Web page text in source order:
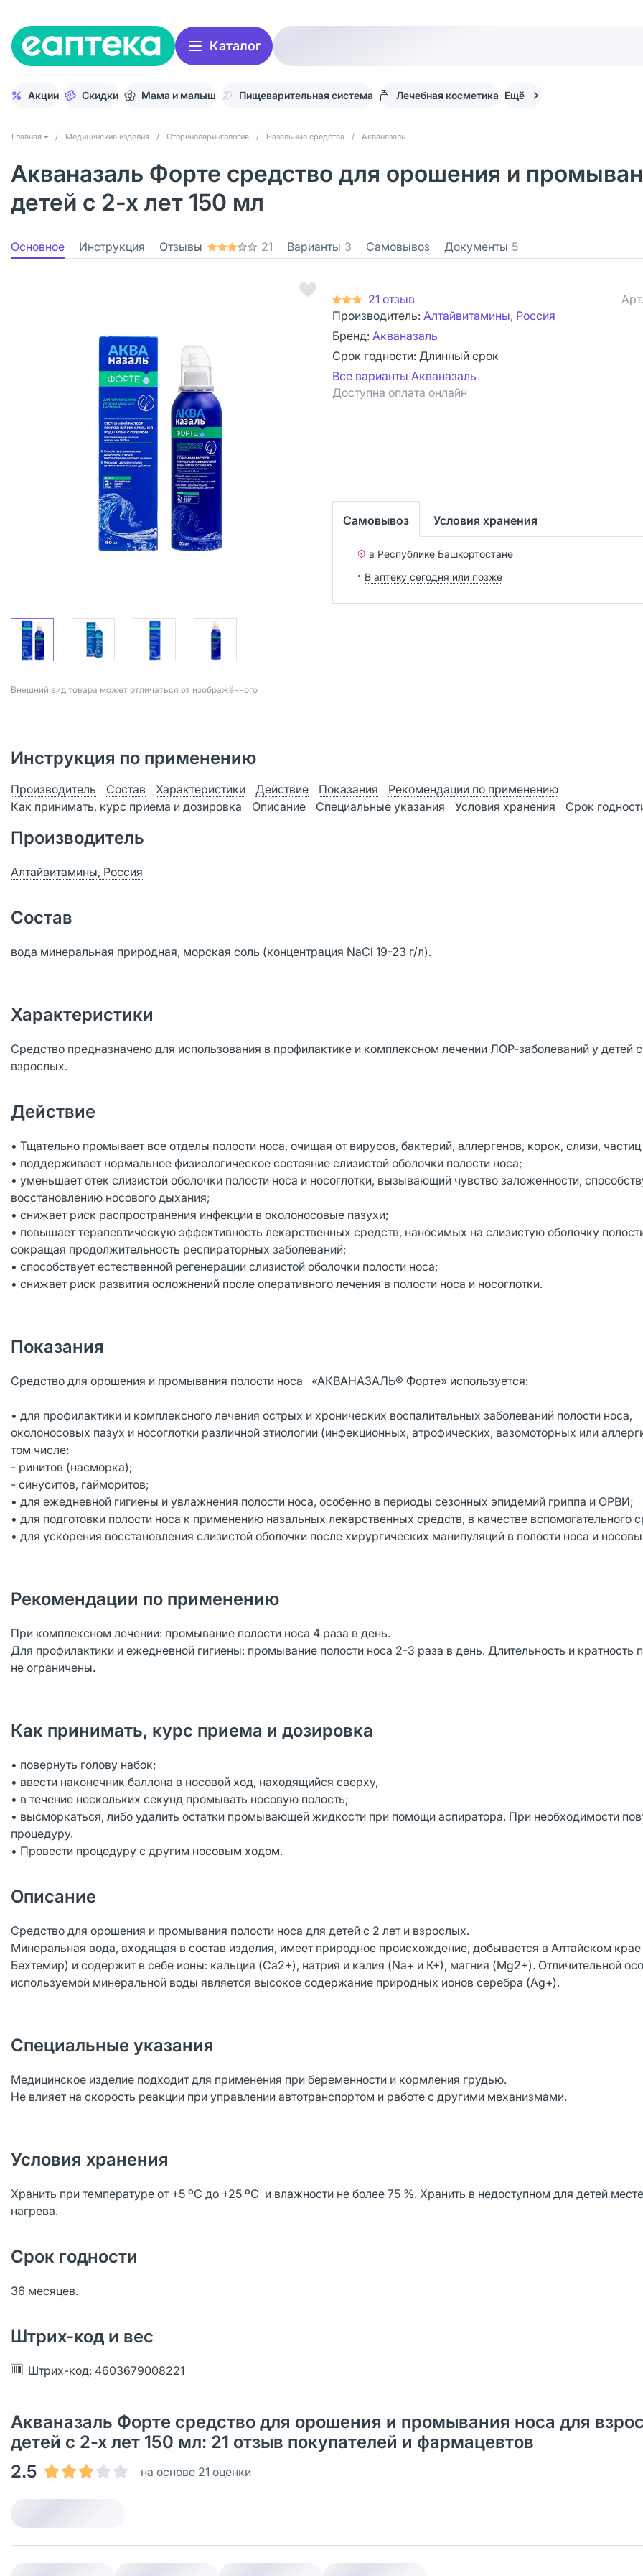
Каталог
Акции Скидки Мама и малыш Пищеварительная система Лечебная косметика Ещё
Главная / Медицинские изделия / Оториноларингология / Назальные средства / Акваназаль
Акваназаль Форте средство для орошения и
детей с 2-х лет 150 мл
Основное Инструкция Отзывы 21 Варианты 3 Самовывоз Документы 5
Bнешний вид товара может отличаться от изображённого
21 отзыв Арт.
Производитель: Алтайвитамины, Россия
Бренд: Акваназаль
Срок годности: Длинный срок
Все варианты Акваназаль
Доступна оплата онлайн
Самовывоз Условия хранения
в Республике Башкортостане
В аптеку сегодня или позже
Инструкция по применению
Производитель Состав Характеристики Действие Показания
Рекомендации по применению
Как принимать, курс приема и дозировка
Описание Специальные указания Условия хранения Срок
Производитель
Алтайвитамины, Россия
Состав
вода минеральная природная, морская соль (концентрация NaCl 19-23 г/л).
Характеристики
Средство предназначено для использования в профилактике и комплексном лечении ЛОР-заболеваний у детей
взрослых.
Действие
• Тщательно промывает все отделы полости носа, очищая от вирусов, бактерий, аллергенов, корок, слизи,
• поддерживает нормальное физиологическое состояние слизистой оболочки полости носа;
• уменьшает отек слизистой оболочки полости носа и носоглотки, вызывающий чувство заложенности,
восстановлению носового дыхания;
• снижает риск распространения инфекции в околоносовые пазухи;
• повышает терапевтическую эффективность лекарственных средств, наносимых на слизистую оболочку
сокращая продолжительность респираторных заболеваний;
• способствует естественной регенерации слизистой оболочки полости носа;
• снижает риск развития осложнений после оперативного лечения в полости носа и носоглотки.
Показания
Средство для орошения и промывания полости носа «АКВАНАЗАЛЬ® Форте» используется:
• для профилактики и комплексного лечения острых и хронических воспалительных заболеваний полости носа,
околоносовых пазух и носоглотки различной этиологии (инфекционных, атрофических, вазомоторных или
том числе:
- ринитов (насморка);
- синуситов, гайморитов;
• для ежедневной гигиены и увлажнения полости носа, особенно в периоды сезонных эпидемий гриппа и ОРВИ;
• для подготовки полости носа к применению назальных лекарственных средств, в качестве вспомогательного
• для ускорения восстановления слизистой оболочки после хирургических манипуляций в полости носа и
Рекомендации по применению
При комплексном лечении: промывание полости носа 4 раза в день.
Для профилактики и ежедневной гигиены: промывание полости носа 2-3 раза в день. Длительность и кратность
не ограничены.
Как принимать, курс приема и дозировка
• повернуть голову набок;
• ввести наконечник баллона в носовой ход, находящийся сверху,
• в течение нескольких секунд промывать носовую полость;
• высморкаться, либо удалить остатки промывающей жидкости при помощи аспиратора. При необходимости
процедуру.
• Провести процедуру с другим носовым ходом.
Описание
Средство для орошения и промывания полости носа для детей с 2 лет и взрослых.
Минеральная вода, входящая в состав изделия, имеет природное происхождение, добывается в Алтайском
Бехтемир) и содержит в себе ионы: кальция (Ca2+), натрия и калия (Na+ и К+), магния (Mg2+). Отличительной
используемой минеральной воды является высокое содержание природных ионов серебра (Ag+).
Специальные указания
Медицинское изделие подходит для применения при беременности и кормления грудью.
Не влияет на скорость реакции при управлении автотранспортом и работе с другими механизмами.
Условия хранения
Хранить при температуре от +5 ºС до +25 ºС и влажности не более 75 %. Хранить в недоступном для детей
нагрева.
Срок годности
36 месяцев.
Штрих-код и вес
Штрих-код: 4603679008221
Акваназаль Форте средство для орошения и промывания носа для
детей с 2-х лет 150 мл: 21 oтзыв покупателей и фармацевтов
2.5
на основе 21 оценки